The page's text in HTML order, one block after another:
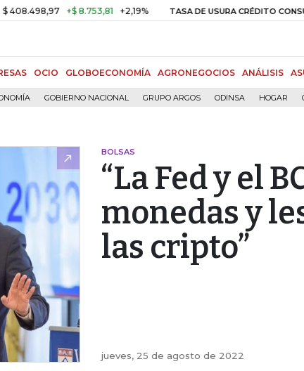
+$ 8.753,81 +2,19% TASA DE USURA CRÉDITO CONSUMO
OCIO GLOBOECONOMÍA AGRONEGOCIOS ANÁLISIS
GOBIERNO NACIONAL GRUPO ARGOS ODINSA HOGAR
BOLSAS
“La Fed y el
monedas y
las cripto”
jueves, 25 de agosto de 2022